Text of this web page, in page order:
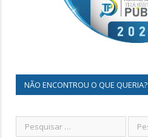
NÃO ENCONTROU O QUE QUERIA?